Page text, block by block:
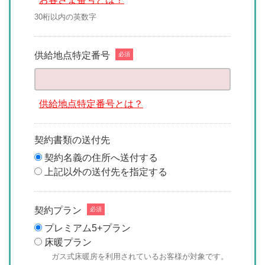
30桁以内の英数字
供給地点特定番号 必須
供給地点特定番号とは？
契約書類の送付先
契約名義の住所へ送付する
上記以外の送付先を指定する
契約プラン 必須
プレミアム5+プラン
床暖プラン
ガス式床暖房を利用されているお客様が対象です。